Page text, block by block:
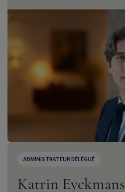
ADMINISTRATEUR DÉLÉGUÉ
Katrin Eyckmans